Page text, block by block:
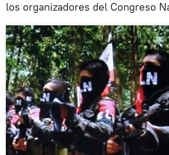
los organizadores del Congreso